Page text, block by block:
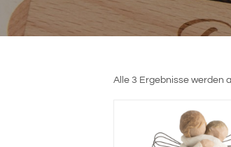
Alle 3 Ergebnisse werden